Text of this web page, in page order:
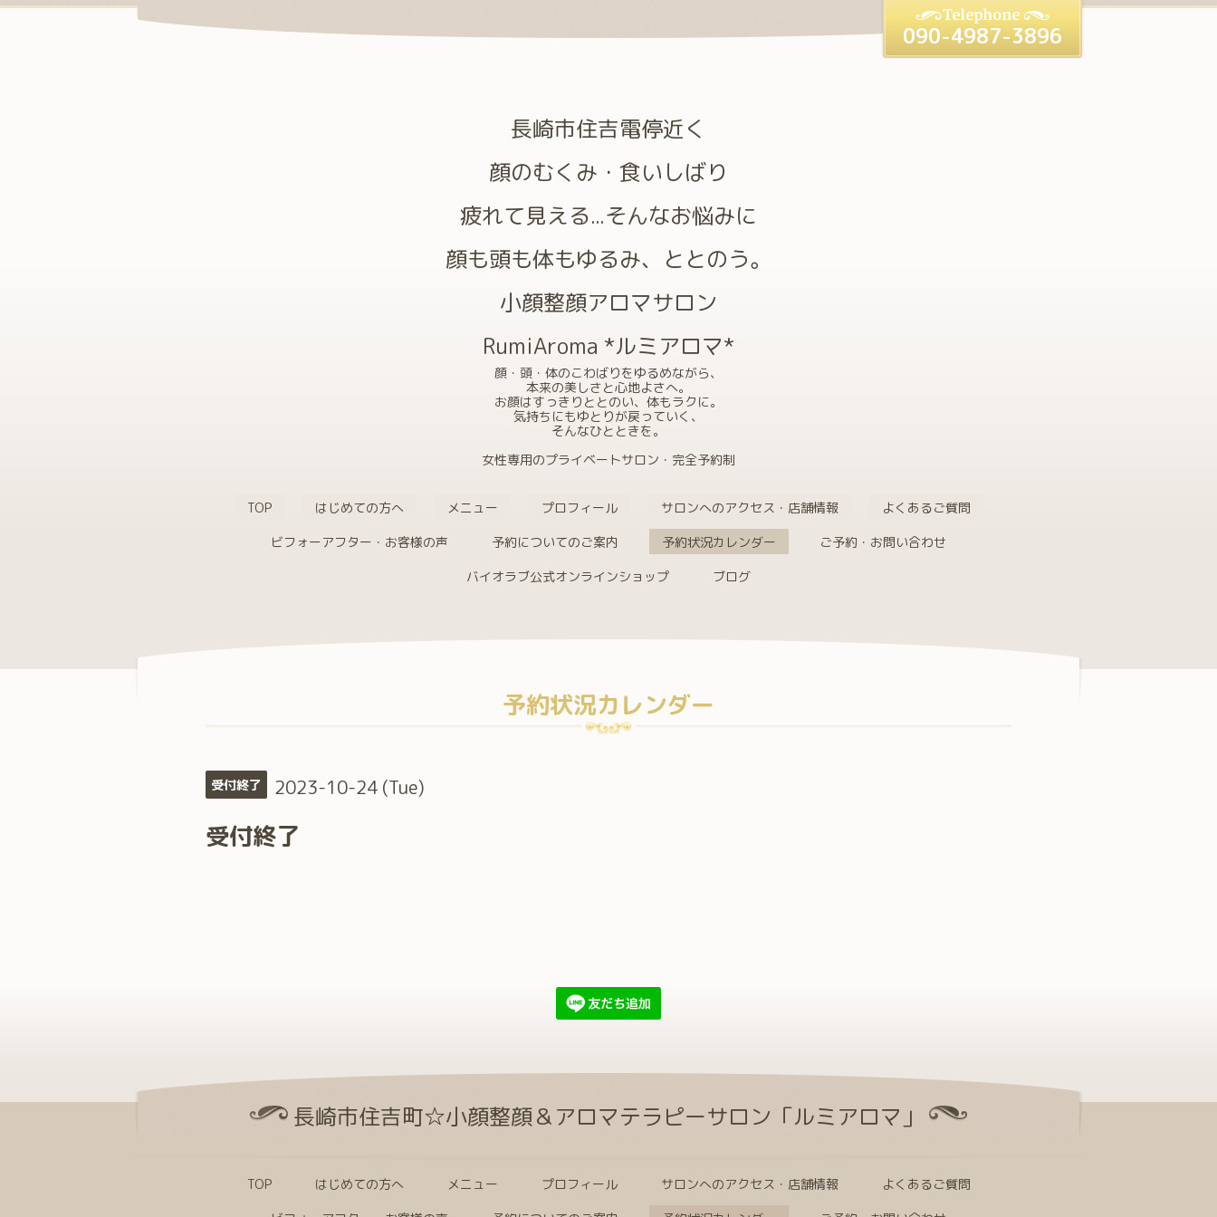
長崎市住吉電停近く
顔のむくみ・食いしばり
疲れて見える...そんなお悩みに
顔も頭も体もゆるみ、ととのう。
小顔整顔アロマサロン
RumiAroma *ルミアロマ*
顔・頭・体のこわばりをゆるめながら、
本来の美しさと心地よさへ。
お顔はすっきりととのい、体もラクに。
気持ちにもゆとりが戻っていく、
そんなひとときを。
女性専用のプライベートサロン・完全予約制
090-4987-3896
TOP はじめての方へ メニュー プロフィール サロンへのアクセス・店舗情報
よくあるご質問
ビフォーアフター・お客様の声
予約についてのご案内 予約状況カレンダー
ご予約・お問い合わせ
バイオラブ公式オンラインショップ
ブログ
予約状況カレンダー
受付終了 2023-10-24 (Tue)
受付終了
長崎市住吉町☆小顔整顔＆アロマテラピーサロン「ルミアロマ」
TOP はじめての方へ メニュー プロフィール サロンへのアクセス・店舗情報
よくあるご質問